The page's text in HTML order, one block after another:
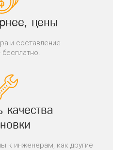
цены
и составление
бесплатно.
качества
к инженерам, как другие